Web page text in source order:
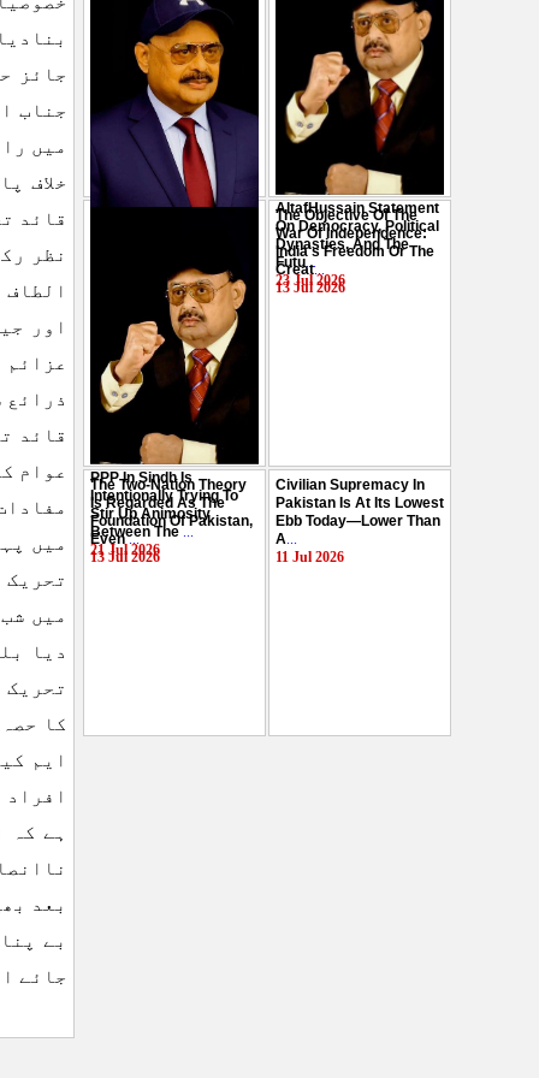
جائز
جناب
میں
خلاف
قائد
نظر
اور
ذرائع
قائد
عوام
میں
تحریک
میں
دیا
تحریک
کا
ایم
ہے کہ
بعد
بے
جائے
AltafHussain Statement
On Democracy, Political
Dynasties, And The
Futu...
23 Jul 2026
PPP In Sindh Is
Intentionally Trying To
Stir Up Animosity
Between The ...
21 Jul 2026
The Objective Of The
War Of Independence:
India's Freedom Or The
Creat...
13 Jul 2026
The Two-Nation Theory
Is Regarded As The
Foundation Of Pakistan,
Even...
13 Jul 2026
Civilian Supremacy In
Pakistan Is At Its Lowest
Ebb Today—Lower Than
A...
11 Jul 2026